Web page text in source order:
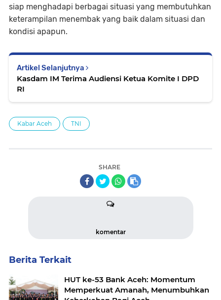
siap menghadapi berbagai situasi yang membutuhkan
keterampilan menembak yang baik dalam situasi dan
kondisi apapun.
Artikel Selanjutnya
Kasdam IM Terima Audiensi Ketua Komite I DPD
RI
Kabar Aceh TNI
SHARE
komentar
Berita Terkait
HUT ke-53 Bank Aceh: Momentum
Memperkuat Amanah, Menumbuhkan